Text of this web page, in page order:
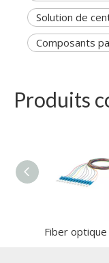
Solution de
Composants
Produits